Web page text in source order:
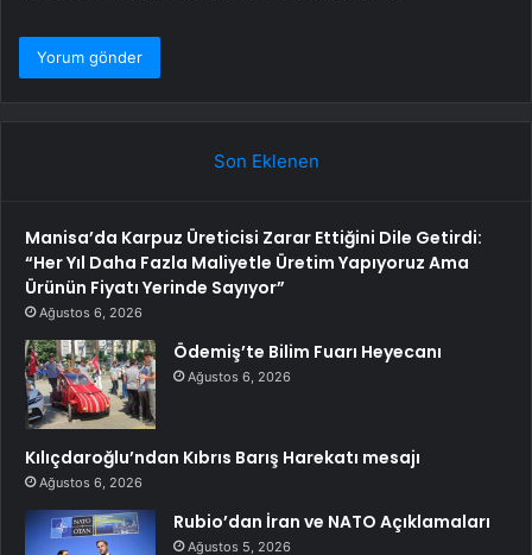
Son Eklenen
Manisa’da Karpuz Üreticisi Zarar Ettiğini Dile Getirdi:
“Her Yıl Daha Fazla Maliyetle Üretim Yapıyoruz Ama
Ürünün Fiyatı Yerinde Sayıyor”
Ağustos 6, 2026
Ödemiş’te Bilim Fuarı Heyecanı
Ağustos 6, 2026
Kılıçdaroğlu’ndan Kıbrıs Barış Harekatı mesajı
Ağustos 6, 2026
Rubio’dan İran ve NATO Açıklamaları
Ağustos 5, 2026